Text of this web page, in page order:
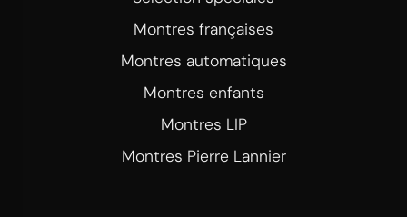
Montres françaises
Montres automatiques
Montres enfants
Montres LIP
Montres Pierre Lannier